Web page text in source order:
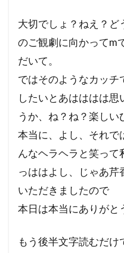
大切でしょ？ねえ？ど
のご観劇に向かってm
だいて。
ではそのようなカッチ
したいとあはははは思
うか、ね？ね？楽しい
本当に、よし、それで
んなヘラヘラと笑っ
っははよし、じゃあ
いただきましたので
本日は本当にありがと
もう後半文字読むだ